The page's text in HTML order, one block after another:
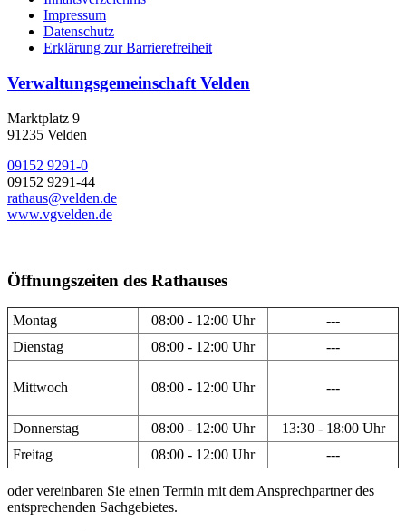
Impressum
Datenschutz
Erklärung zur Barrierefreiheit
Verwaltungsgemeinschaft Velden
Marktplatz 9
91235 Velden
09152 9291-0
09152 9291-44
rathaus@velden.de
www.vgvelden.de
Öffnungszeiten des Rathauses
Montag 08:00 - 12:00 Uhr
---
Dienstag
08:00 - 12:00 Uhr ---
Mittwoch 08:00 - 12:00 Uhr ---
Donnerstag 08:00 - 12:00 Uhr
13:30 - 18:00 Uhr
Freitag
08:00 - 12:00 Uhr ---
oder vereinbaren Sie einen Termin mit dem Ansprechpartner des
entsprechenden Sachgebietes.